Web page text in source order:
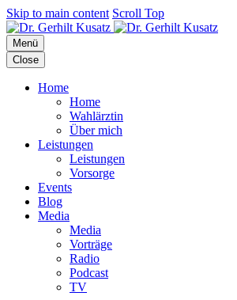
Skip to main content Scroll Top
Menü
Close
Home
Home
Wahlärztin
Über mich
Leistungen
Leistungen
Vorsorge
Events
Blog
Media
Media
Vorträge
Radio
Podcast
TV